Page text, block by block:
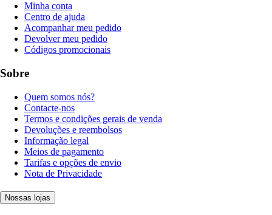
Minha conta
Centro de ajuda
Acompanhar meu pedido
Devolver meu pedido
Códigos promocionais
Sobre
Quem somos nós?
Contacte-nos
Termos e condições gerais de venda
Devoluções e reembolsos
Informação legal
Meios de pagamento
Tarifas e opções de envio
Nota de Privacidade
Nossas lojas